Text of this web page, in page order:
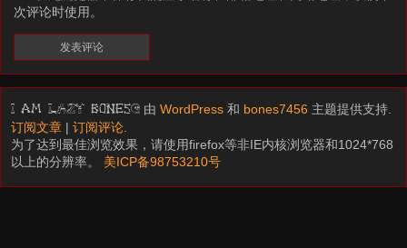
次评论时使用。
I am LAZY bones? 由WordPress 和 bones7456 主题提供支持.
订阅文章 |订阅评论
为了达到最佳浏览效果，请使用firefox等非IE内核浏览器和1024*768
以上的分辨率。 美ICP备98753210号